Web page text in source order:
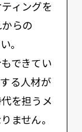
ィングを
らの
。
できてい
る人材が
を担うメ
ません。